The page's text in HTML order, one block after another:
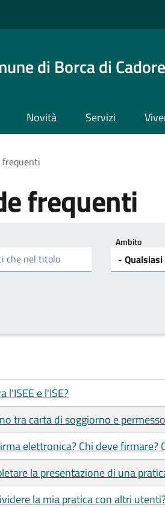
di Borca di Cadore
Novità Servizi
pane
frequenti
frequenti
che nel titolo
Ambito
l'ISEE e l'ISE?
tra carta di soggiorno e
elettronica? Chi deve
la presentazione di una
la mia pratica con altri